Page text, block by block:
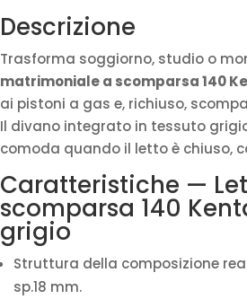
Descrizione
Trasforma soggiorno, studio o
matrimoniale a scomparsa 140
ai pistoni a gas e, richiuso,
Il divano integrato in tessuto
comoda quando il letto è chiuso,
Caratteristiche —
scomparsa 140
grigio
Struttura della composizione
sp.18 mm.